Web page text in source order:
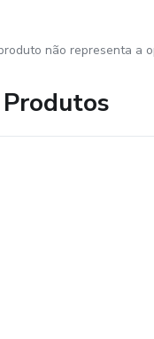
não representa a